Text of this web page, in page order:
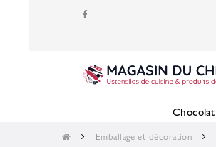
Chocolat
Emballage et décoration